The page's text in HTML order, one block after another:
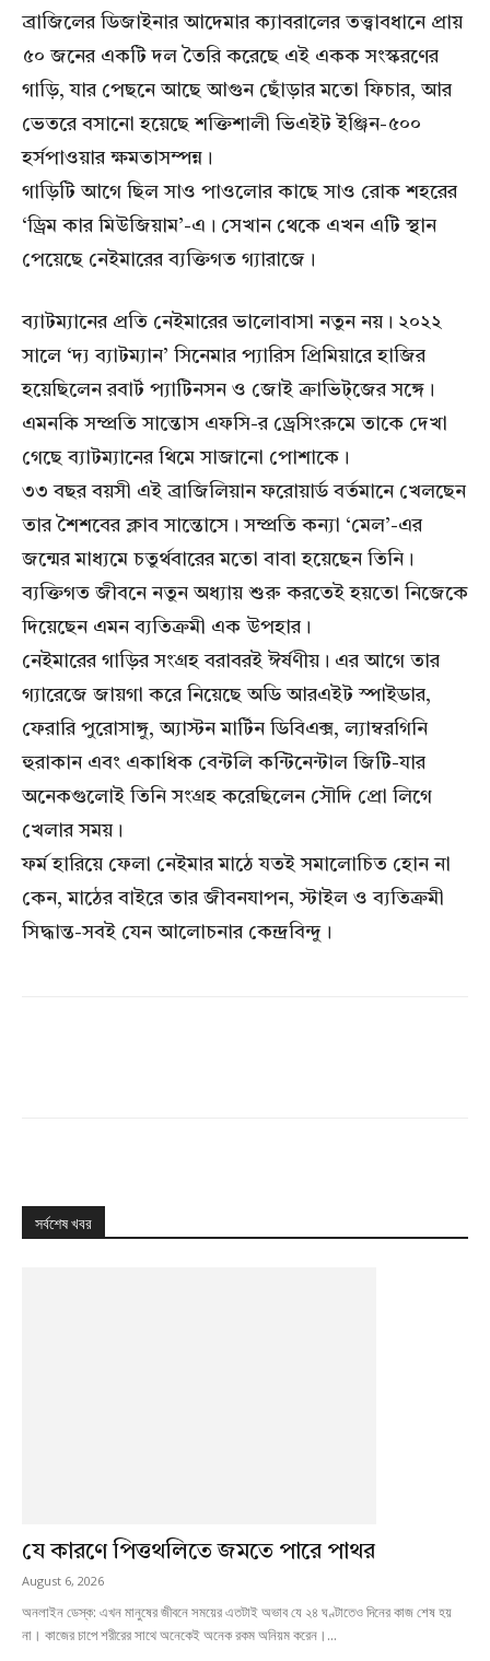
ব্রাজিলের ডিজাইনার আদেমার ক্যাবরালের তত্ত্বাবধানে প্রায়
৫০ জনের একটি দল তৈরি করেছে এই একক সংস্করণের
গাড়ি, যার পেছনে আছে আগুন ছোঁড়ার মতো ফিচার, আর
ভেতরে বসানো হয়েছে শক্তিশালী ভিএইট ইঞ্জিন-৫০০
হর্সপাওয়ার ক্ষমতাসম্পন্ন।
গাড়িটি আগে ছিল সাও পাওলোর কাছে সাও রোক শহরের
‘ড্রিম কার মিউজিয়াম’-এ। সেখান থেকে এখন এটি স্থান
পেয়েছে নেইমারের ব্যক্তিগত গ্যারাজে।
ব্যাটম্যানের প্রতি নেইমারের ভালোবাসা নতুন নয়। ২০২২
সালে ‘দ্য ব্যাটম্যান’ সিনেমার প্যারিস প্রিমিয়ারে হাজির
হয়েছিলেন রবার্ট প্যাটিনসন ও জোই ক্রাভিট্জের সঙ্গে।
এমনকি সম্প্রতি সান্তোস এফসি-র ড্রেসিংরুমে তাকে দেখা
গেছে ব্যাটম্যানের থিমে সাজানো পোশাকে।
৩৩ বছর বয়সী এই ব্রাজিলিয়ান ফরোয়ার্ড বর্তমানে খেলছেন
তার শৈশবের ক্লাব সান্তোসে। সম্প্রতি কন্যা ‘মেল’-এর
জন্মের মাধ্যমে চতুর্থবারের মতো বাবা হয়েছেন তিনি।
ব্যক্তিগত জীবনে নতুন অধ্যায় শুরু করতেই হয়তো নিজেকে
দিয়েছেন এমন ব্যতিক্রমী এক উপহার।
নেইমারের গাড়ির সংগ্রহ বরাবরই ঈর্ষণীয়। এর আগে তার
গ্যারেজে জায়গা করে নিয়েছে অডি আরএইট স্পাইডার,
ফেরারি পুরোসাঙ্গু, অ্যাস্টন মার্টিন ডিবিএক্স, ল্যাম্বরগিনি
হুরাকান এবং একাধিক বেন্টলি কন্টিনেন্টাল জিটি-যার
অনেকগুলোই তিনি সংগ্রহ করেছিলেন সৌদি প্রো লিগে
খেলার সময়।
ফর্ম হারিয়ে ফেলা নেইমার মাঠে যতই সমালোচিত হোন না
কেন, মাঠের বাইরে তার জীবনযাপন, স্টাইল ও ব্যতিক্রমী
সিদ্ধান্ত-সবই যেন আলোচনার কেন্দ্রবিন্দু।
সর্বশেষ খবর
যে কারণে পিত্তথলিতে জমতে পারে পাথর
August 6, 2026
অনলাইন ডেস্ক: এখন মানুষের জীবনে সময়ের এতটাই অভাব যে ২৪ ঘণ্টাতেও দিনের কাজ শেষ হয়
না। কাজের চাপে শরীরের সাথে অনেকেই অনেক রকম অনিয়ম করেন।...